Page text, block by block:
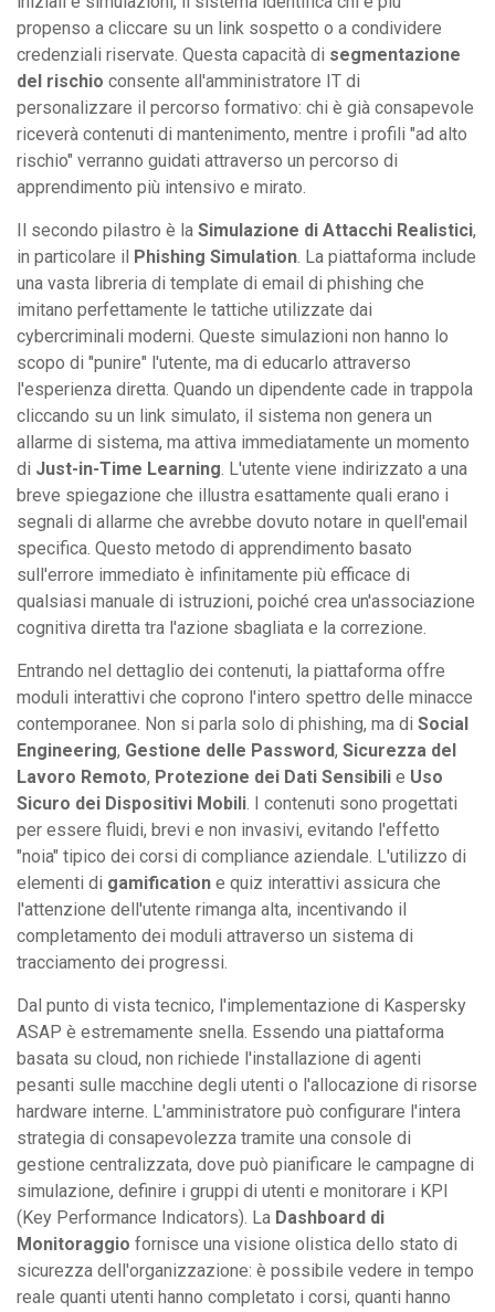
propenso a cliccare su un link sospetto o a condividere
credenziali riservate. Questa capacità di segmentazione
del rischio consente all'amministratore IT di
personalizzare il percorso formativo: chi è già consapevole
riceverà contenuti di mantenimento, mentre i profili "ad alto
rischio" verranno guidati attraverso un percorso di
apprendimento più intensivo e mirato.
Il secondo pilastro è la Simulazione di Attacchi Realistici,
in particolare il Phishing Simulation. La piattaforma include
una vasta libreria di template di email di phishing che
imitano perfettamente le tattiche utilizzate dai
cybercriminali moderni. Queste simulazioni non hanno lo
scopo di "punire" l'utente, ma di educarlo attraverso
l'esperienza diretta. Quando un dipendente cade in trappola
cliccando su un link simulato, il sistema non genera un
allarme di sistema, ma attiva immediatamente un momento
di Just-in-Time Learning. L'utente viene indirizzato a una
breve spiegazione che illustra esattamente quali erano i
segnali di allarme che avrebbe dovuto notare in quell'email
specifica. Questo metodo di apprendimento basato
sull'errore immediato è infinitamente più efficace di
qualsiasi manuale di istruzioni, poiché crea un'associazione
cognitiva diretta tra l'azione sbagliata e la correzione.
Entrando nel dettaglio dei contenuti, la piattaforma offre
moduli interattivi che coprono l'intero spettro delle minacce
contemporanee. Non si parla solo di phishing, ma di Social
Engineering, Gestione delle Password, Sicurezza del
Lavoro Remoto, Protezione dei Dati Sensibili e Uso
Sicuro dei Dispositivi Mobili. I contenuti sono progettati
per essere fluidi, brevi e non invasivi, evitando l'effetto
"noia" tipico dei corsi di compliance aziendale. L'utilizzo di
elementi di gamification e quiz interattivi assicura che
l'attenzione dell'utente rimanga alta, incentivando il
completamento dei moduli attraverso un sistema di
tracciamento dei progressi.
Dal punto di vista tecnico, l'implementazione di Kaspersky
ASAP è estremamente snella. Essendo una piattaforma
basata su cloud, non richiede l'installazione di agenti
pesanti sulle macchine degli utenti o l'allocazione di risorse
hardware interne. L'amministratore può configurare l'intera
strategia di consapevolezza tramite una console di
gestione centralizzata, dove può pianificare le campagne di
simulazione, definire i gruppi di utenti e monitorare i KPI
(Key Performance Indicators). La Dashboard di
Monitoraggio fornisce una visione olistica dello stato di
sicurezza dell'organizzazione: è possibile vedere in tempo
reale quanti utenti hanno completato i corsi, quanti hanno